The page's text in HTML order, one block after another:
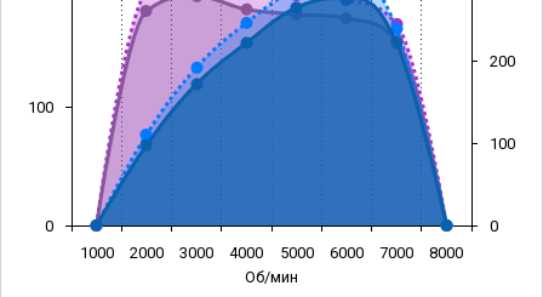
Об/мин
1000 2000 3000 4000 5000 6000 7000 8000
0
100
0
100
200